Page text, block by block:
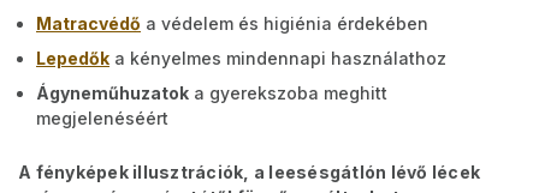
Matracvédő a védelem és higiénia érdekében
Lepedők a kényelmes mindennapi használathoz
Ágyneműhuzatok a gyerekszoba meghitt
megjelenéséért
A fényképek illusztrációk, a leesésgátlón lévő lécek